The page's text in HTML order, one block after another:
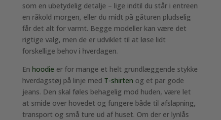
som en ubetydelig detalje – lige indtil du står i entreen
en råkold morgen, eller du midt på gåturen pludselig
får det alt for varmt. Begge modeller kan være det
rigtige valg, men de er udviklet til at løse lidt
forskellige behov i hverdagen.
En hoodie er for mange et helt grundlæggende stykke
hverdagstøj på linje med T-shirten og et par gode
jeans. Den skal føles behagelig mod huden, være let
at smide over hovedet og fungere både til afslapning,
transport og små ture ud af huset. Om der er lynlås